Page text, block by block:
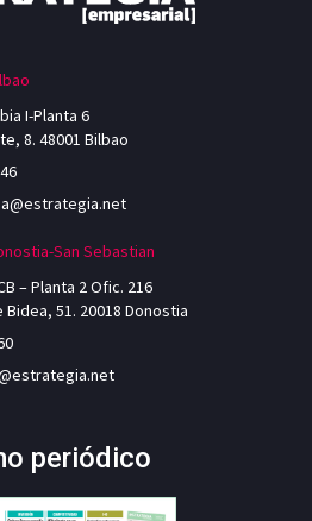
I-Planta 6
8. 48001 Bilbao
San Sebastian
– Planta 2 Ofic. 216
51. 20018 Donostia
periódico